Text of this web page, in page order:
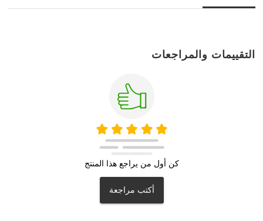
التقييمات والمراجعات
كن أول من يراجع هذا المنتج
أكتب مراجعة